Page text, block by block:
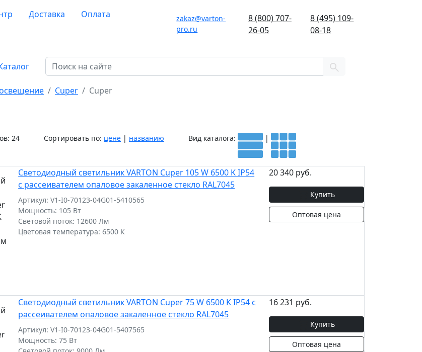
Доставка
Оплата
zakaz@varton-
pro.ru
8 (800) 707-
26-05
8 (495) 109-
08-18
Cuper Cuper
24 Сортировать по: цене | названию Вид каталога: |
Светодиодный светильник VARTON Cuper 105 W 6500 K IP54
с рассеивателем опаловое закаленное стекло RAL7045
Артикул: V1-I0-70123-04G01-5410565
Мощность: 105 Вт
Световой поток: 12600 Лм
Цветовая температура: 6500 К
20 340 руб.
Купить
Оптовая цена
Светодиодный светильник VARTON Cuper 75 W 6500 K IP54 с
рассеивателем опаловое закаленное стекло RAL7045
Артикул: V1-I0-70123-04G01-5407565
Мощность: 75 Вт
16 231 руб.
Купить
Оптовая цена